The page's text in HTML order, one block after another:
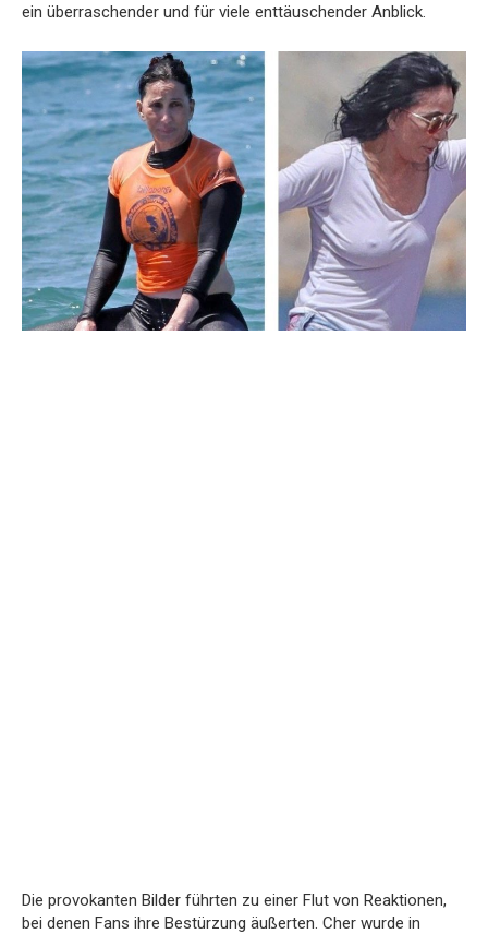
ein überraschender und für viele enttäuschender Anblick.
Die provokanten Bilder führten zu einer Flut von Reaktionen,
bei denen Fans ihre Bestürzung äußerten. Cher wurde in